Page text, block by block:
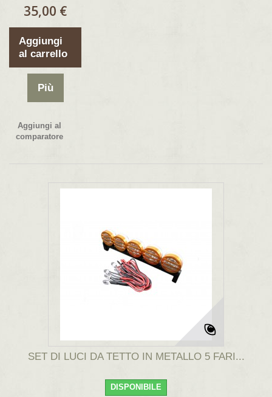
35,00 €
Aggiungi
al carrello
Più
Aggiungi al
comparatore
SET DI LUCI DA TETTO IN METALLO 5 FARI...
DISPONIBILE